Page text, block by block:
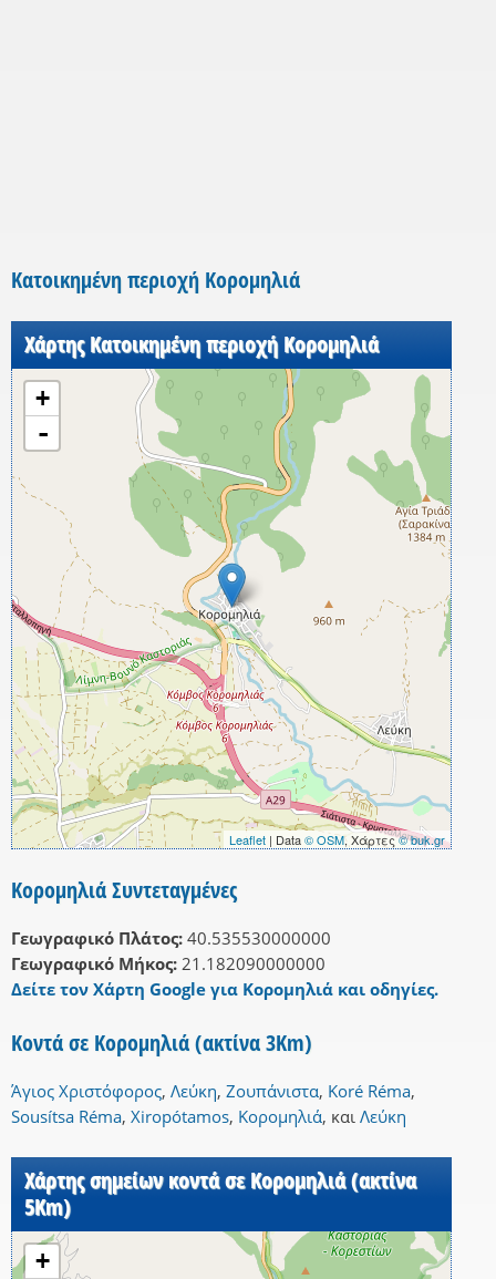
Κατοικημένη περιοχή Κορομηλιά
Χάρτης Κατοικημένη περιοχή Κορομηλιά
+
-
Leaflet | Data© OSM, Χάρτες© buk.gr
Κορομηλιά Συντεταγμένες
Γεωγραφικό Πλάτος: 40.535530000000
Γεωγραφικό Μήκος: 21.182090000000
Δείτε τον Χάρτη Google για Κορομηλιά και οδηγίες.
Κοντά σε Κορομηλιά (ακτίνα 3Km)
Άγιος Χριστόφορος, Λεύκη, Ζουπάνιστα, Koré Réma,
Sousítsa Réma, Xiropótamos, Κορομηλιά, και Λεύκη
Χάρτης σημείων κοντά σε Κορομηλιά (ακτίνα
5Km)
+